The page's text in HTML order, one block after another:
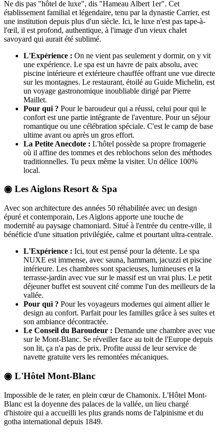
Ne dis pas "hôtel de luxe", dis "Hameau Albert 1er". Cet
établissement familial et légendaire, tenu par la dynastie Carrier, est
une institution depuis plus d'un siècle. Ici, le luxe n'est pas tape-à-
l'œil, il est profond, authentique, à l'image d'un vieux chalet
savoyard qui aurait été sublimé.
L'Expérience : On ne vient pas seulement y dormir, on y vit
une expérience. Le spa est un havre de paix absolu, avec
piscine intérieure et extérieure chauffée offrant une vue directe
sur les montagnes. Le restaurant, étoilé au Guide Michelin, est
un voyage gastronomique inoubliable dirigé par Pierre
Maillet.
Pour qui ? Pour le baroudeur qui a réussi, celui pour qui le
confort est une partie intégrante de l'aventure. Pour un séjour
romantique ou une célébration spéciale. C'est le camp de base
ultime avant ou après un gros effort.
La Petite Anecdote : L'hôtel possède sa propre fromagerie
où il affine des tommes et des reblochons selon des méthodes
traditionnelles. Tu peux même la visiter. Un délice 100%
local.
◉ Les Aiglons Resort & Spa
Avec son architecture des années 50 réhabilitée avec un design
épuré et contemporain, Les Aiglons apporte une touche de
modernité au paysage chamoniard. Situé à l'entrée du centre-ville, il
bénéficie d'une situation privilégiée, calme et pourtant ultra-centrale.
L'Expérience : Ici, tout est pensé pour la détente. Le spa
NUXE est immense, avec sauna, hammam, jacuzzi et piscine
intérieure. Les chambres sont spacieuses, lumineuses et la
terrasse-jardin avec vue sur le massif est un vrai plus. Le petit
déjeuner buffet est souvent cité comme l'un des meilleurs de la
vallée.
Pour qui ? Pour les voyageurs modernes qui aiment allier le
design au confort. Parfait pour les familles grâce à ses suites et
son ambiance décontractée.
Le Conseil du Baroudeur : Demande une chambre avec vue
sur le Mont-Blanc. Se réveiller face au toit de l'Europe depuis
son lit, ça n'a pas de prix. Profite aussi de leur service de
navette gratuite vers les remontées mécaniques.
◉ L'Hôtel Mont-Blanc
Impossible de le rater, en plein cœur de Chamonix. L'Hôtel Mont-
Blanc est la doyenne des palaces de la vallée, un lieu chargé
d'histoire qui a accueilli les plus grands noms de l'alpinisme et du
gotha international depuis 1849.